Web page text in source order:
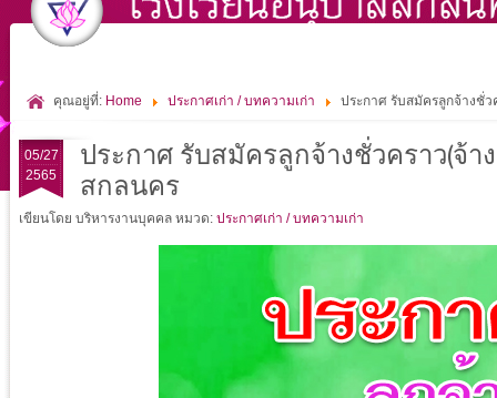
คุณอยู่ที่: Home ประกาศเก่า / บทความเก่า ประกาศ รับสมัครลูกจ้างชั่
05/27
2565
ประกาศ รับสมัครลูกจ้างชั่วคราว(จ้า
สกลนคร
เขียนโดย บริหารงานบุคคล หมวด: ประกาศเก่า / บทความเก่า